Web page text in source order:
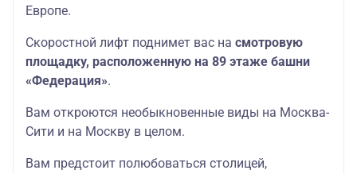
Европе.
Скоростной лифт поднимет вас на смотровую
площадку, расположенную на 89 этаже башни
«Федерация».
Вам откроются необыкновенные виды на Москва-
Сити и на Москву в целом.
Вам предстоит полюбоваться столицей,